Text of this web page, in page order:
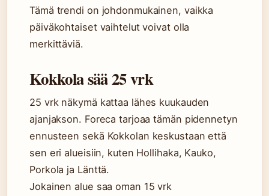
Tämä trendi on johdonmukainen, vaikka
päiväkohtaiset vaihtelut voivat olla
merkittäviä.
Kokkola sää 25 vrk
25 vrk näkymä kattaa lähes kuukauden
ajanjakson. Foreca tarjoaa tämän pidennetyn
ennusteen sekä Kokkolan keskustaan että
sen eri alueisiin, kuten Hollihaka, Kauko,
Porkola ja Länttä.
Jokainen alue saa oman 15 vrk